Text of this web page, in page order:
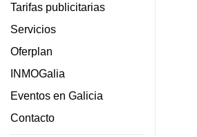
Tarifas publicitarias
Servicios
Oferplan
INMOGalia
Eventos en Galicia
Contacto